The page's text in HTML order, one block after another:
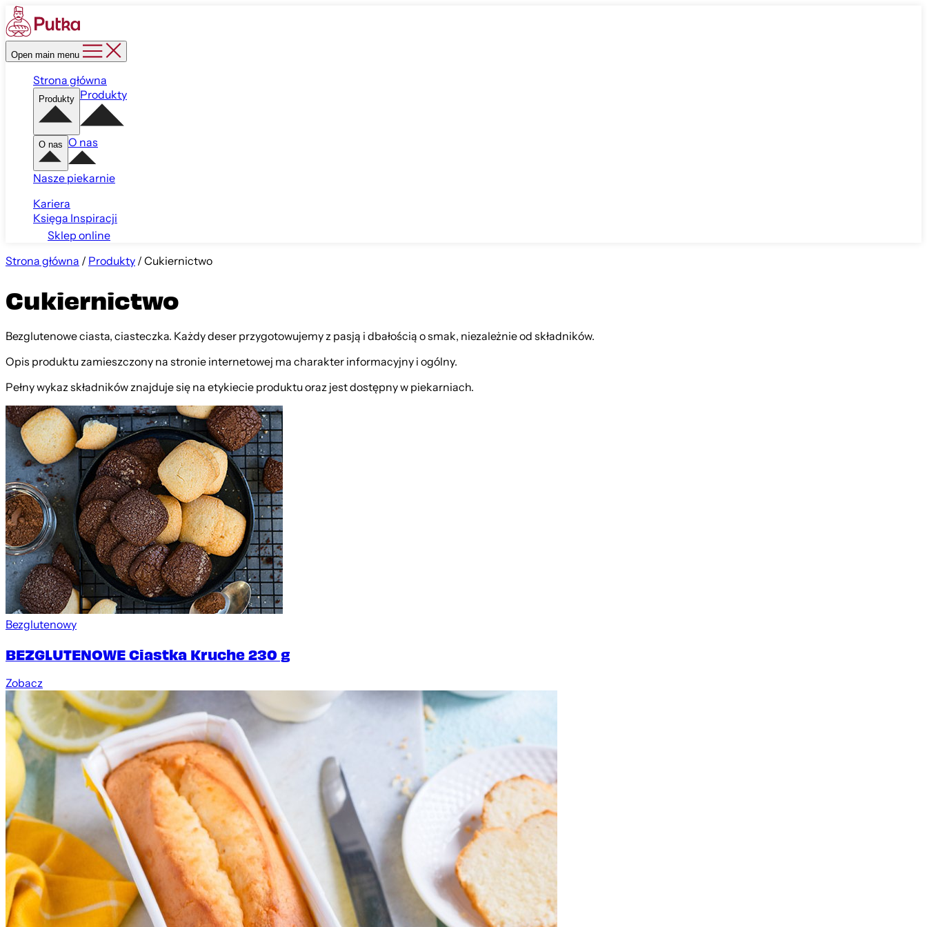
Open main menu
Strona główna
Produkty Produkty
O nas O nas
Nasze piekarnie
Kariera
Księga Inspiracji
Sklep online
Strona główna / Produkty/Cukiernictwo
Cukiernictwo
Bezglutenowe ciasta, ciasteczka. Każdy deser przygotowujemy z pasją i dbałością o smak, niezależnie od składników.
Opis produktu zamieszczony na stronie internetowej ma charakter informacyjny i ogólny.
Pełny wykaz składników znajduje się na etykiecie produktu oraz jest dostępny w piekarniach.
Bezglutenowy
BEZGLUTENOWE Ciastka Kruche 230 g
Zobacz